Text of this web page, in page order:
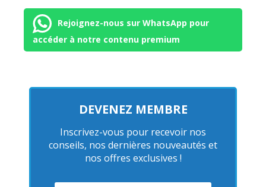
Rejoignez-nous sur WhatsApp pour
accéder à notre contenu premium
DEVENEZ MEMBRE
Inscrivez-vous pour recevoir nos
conseils, nos dernières nouveautés et
nos offres exclusives !